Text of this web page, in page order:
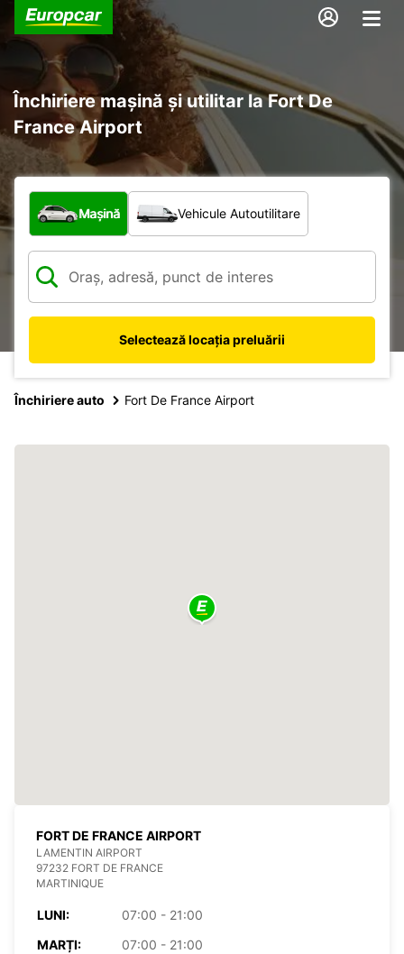
Închiriere mașină și utilitar la Fort De
France Airport
Ce tip de vehicul?
Mașină Vehicule Autoutilitare
Selectează locația preluării
Închiriere auto Fort De France Airport
FORT DE FRANCE AIRPORT
LAMENTIN AIRPORT
97232 FORT DE FRANCE
MARTINIQUE
LUNI:
07:00 - 21:00
MARȚI:
07:00 - 21:00